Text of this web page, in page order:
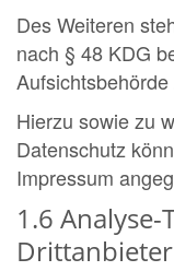
Des Weiteren
nach § 48 KDG
Aufsichtsbehörde
Hierzu sowie zu
Datenschutz
Impressum
1.6